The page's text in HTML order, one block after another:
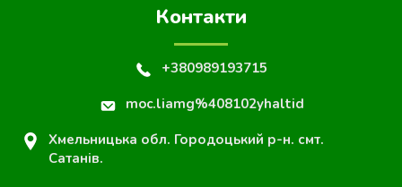
Контакти
+380989193715
moc.liamg%408102yhaltid
Хмельницька обл. Городоцький р-н. смт.
Сатанів.